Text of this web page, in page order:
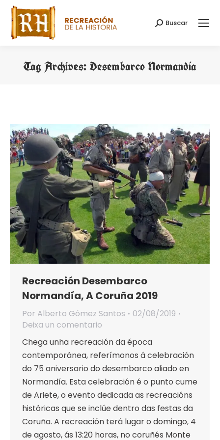
Search:
Buscar
Tag Archives:Desembarco Normandía
Recreación Desembarco
Normandía, A Coruña 2019
Por Alberto Gómez Santos
02/08/2019
Deixa un comentario
Chega unha recreación da época
contemporánea, referímonos á celebración
do 75 aniversario do desembarco aliado en
Normandía. Esta celebración é o punto cume
de Ariete, o evento dedicada as recreacións
históricas que se inclúe dentro das festas da
Coruña. A recreación terá lugar o domingo, 4
de agosto, ás 13:20 horas, no coruñés Monte